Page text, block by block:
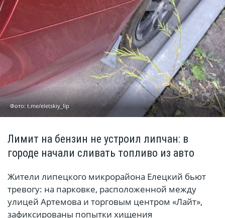
Фото: t.me/eletskiy_lip
Лимит на бензин не устроил липчан: в
городе начали сливать топливо из авто
Жители липецкого микрорайона Елецкий бьют
тревогу: на парковке, расположенной между
улицей Артемова и торговым центром «Лайт»,
зафиксированы попытки хищения